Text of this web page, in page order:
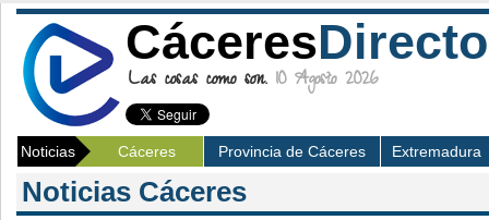
CáceresDirecto
Las cosas como son. 10 Agosto 2026
Noticias Cáceres Provincia de Cáceres Extremadura
Noticias Cáceres